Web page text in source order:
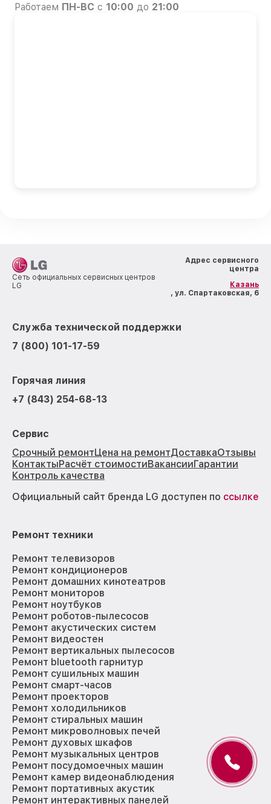
Работаем ПН-ВС с 10:00 до 21:00
Сеть официальных сервисных центров
LG
Адрес сервисного
центра
Казань
, ул. Спартаковская, 6
Служба технической поддержки
7 (800) 101-17-59
Горячая линия
+7 (843) 254-68-13
Сервис
Срочный ремонтЦена на ремонтДоставкаОтзывы
КонтактыРасчёт стоимостиВакансииГарантии
Контроль качества
Официальный сайт бренда LG доступен по ссылке
Ремонт техники
Ремонт телевизоров
Ремонт кондиционеров
Ремонт домашних кинотеатров
Ремонт мониторов
Ремонт ноутбуков
Ремонт роботов-пылесосов
Ремонт акустических систем
Ремонт видеостен
Ремонт вертикальных пылесосов
Ремонт bluetooth гарнитур
Ремонт сушильных машин
Ремонт смарт-часов
Ремонт проекторов
Ремонт холодильников
Ремонт стиральных машин
Ремонт микроволновых печей
Ремонт духовых шкафов
Ремонт музыкальных центров
Ремонт посудомоечных машин
Ремонт камер видеонаблюдения
Ремонт портативных акустик
Ремонт интерактивных панелей